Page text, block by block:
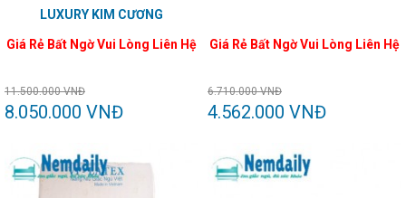
LUXURY KIM CƯƠNG
Giá Rẻ Bất Ngờ Vui Lòng Liên Hệ
11.500.000 VNĐ
8.050.000 VNĐ
Giá Rẻ Bất Ngờ Vui Lòng Liên Hệ
6.710.000 VNĐ
4.562.000 VNĐ